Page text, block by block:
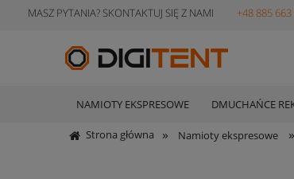
MASZ PYTANIA? SKONTAKTUJ SIĘ Z NAMI +48 885
NAMIOTY EKSPRESOWE DMUCHAŃCE
Strona główna » Namioty ekspresowe »